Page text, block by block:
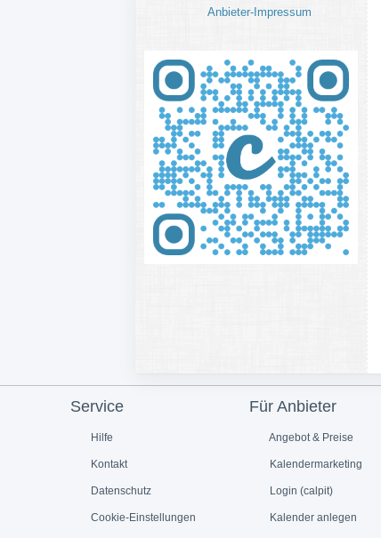
Anbieter-Impressum
Service
Hilfe
Kontakt
Datenschutz
Cookie-Einstellungen
Für Anbieter
Angebot & Preise
Kalendermarketing
Login (calpit)
Kalender anlegen